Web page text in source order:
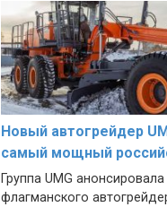
Новый автогрейдер
самый мощный
Группа UMG
флагманского